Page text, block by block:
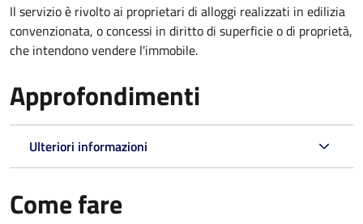
Il servizio è rivolto ai proprietari di alloggi realizzati in edilizia
convenzionata, o concessi in diritto di superficie o di proprietà,
che intendono vendere l'immobile.
Approfondimenti
Ulteriori informazioni
Come fare